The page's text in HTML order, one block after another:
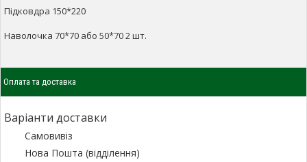
Підковдра 150*220
Наволочка 70*70 або 50*70 2 шт.
Оплата та доставка
Варіанти доставки
Самовивіз
Нова Пошта (відділення)